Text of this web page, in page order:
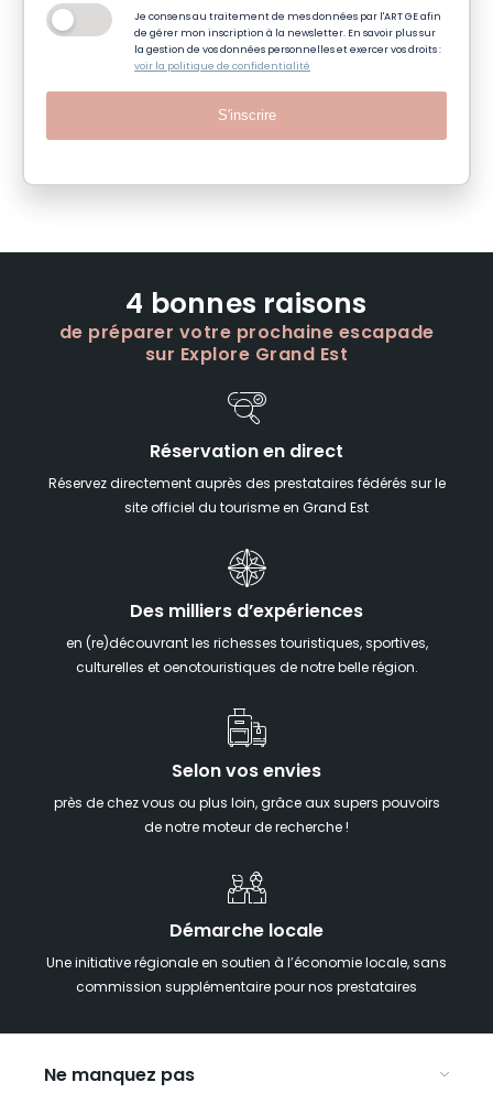
Je consens au traitement de mes données par l'ART GE afin
de gérer mon inscription à la newsletter. En savoir plus sur
la gestion de vos données personnelles et exercer vos droits :
voir la politique de confidentialité
S'inscrire
4 bonnes raisons
de préparer votre prochaine escapade
sur Explore Grand Est
Réservation en direct
Réservez directement auprès des prestataires fédérés sur le
site officiel du tourisme en Grand Est
Des milliers d’expériences
en (re)découvrant les richesses touristiques, sportives,
culturelles et oenotouristiques de notre belle région.
Selon vos envies
près de chez vous ou plus loin, grâce aux supers pouvoirs
de notre moteur de recherche !
Démarche locale
Une initiative régionale en soutien à l’économie locale, sans
commission supplémentaire pour nos prestataires
Ne manquez pas